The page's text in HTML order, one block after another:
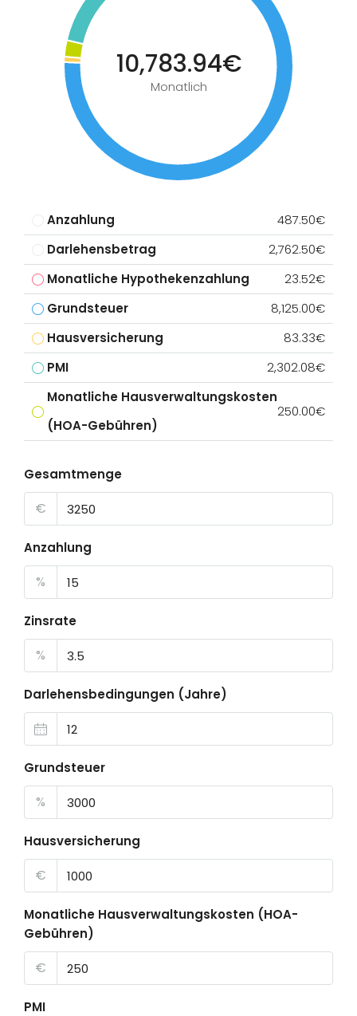
10,783.94€
Monatlich
Anzahlung
487.50€
Darlehensbetrag
2,762.50€
Monatliche Hypothekenzahlung
23.52€
Grundsteuer
8,125.00€
Hausversicherung
83.33€
PMI
2,302.08€
Monatliche Hausverwaltungskosten
(HOA-Gebühren)
250.00€
Gesamtmenge
€
Anzahlung
%
Zinsrate
%
Darlehensbedingungen (Jahre)
Grundsteuer
%
Hausversicherung
€
Monatliche Hausverwaltungskosten (HOA-
Gebühren)
€
PMI